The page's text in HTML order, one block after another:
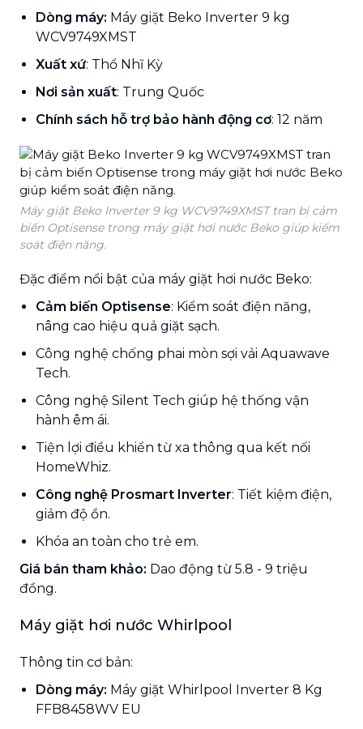
Dòng máy: Máy giặt Beko Inverter 9 kg
WCV9749XMST
Xuất xứ: Thổ Nhĩ Kỳ
Nơi sản xuất: Trung Quốc
Chính sách hỗ trợ bảo hành động cơ: 12 năm
Máy giặt Beko Inverter 9 kg WCV9749XMST tran bị cảm
biến Optisense trong máy giặt hơi nước Beko giúp kiểm
soát điện năng.
Đặc điểm nổi bật của máy giặt hơi nước Beko:
Cảm biến Optisense: Kiểm soát điện năng,
nâng cao hiệu quả giặt sạch.
Công nghệ chống phai mòn sợi vải Aquawave
Tech.
Công nghệ Silent Tech giúp hệ thống vận
hành êm ái.
Tiện lợi điều khiển từ xa thông qua kết nối
HomeWhiz.
Công nghệ Prosmart Inverter: Tiết kiệm điện,
giảm độ ồn.
Khóa an toàn cho trẻ em.
Giá bán tham khảo: Dao động từ 5.8 - 9 triệu
đồng.
Máy giặt hơi nước Whirlpool
Thông tin cơ bản:
Dòng máy: Máy giặt Whirlpool Inverter 8 Kg
FFB8458WV EU